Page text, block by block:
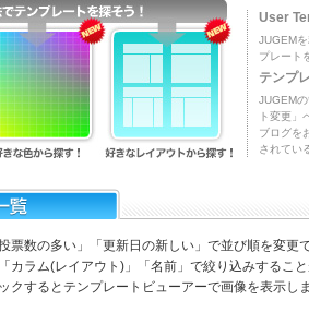
User
JUGEM
プレート
テンプ
JUGEM
ト変更」
ブログを
されてい
票数の多い」「更新日の新しい」で並び順を変更
カラム(レイアウト)」「名前」で絞り込みすること
クするとテンプレートビューアーで画像を表示しま